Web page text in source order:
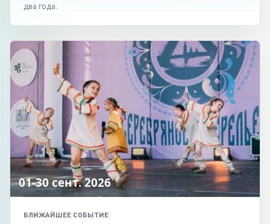
два года.
01-30 сент. 2026
БЛИЖАЙШЕЕ СОБЫТИЕ